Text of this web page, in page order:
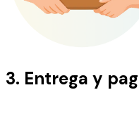
3. Entrega y